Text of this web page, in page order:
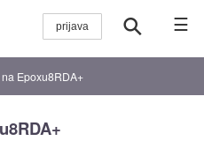
☰
Epoxu8RDA+